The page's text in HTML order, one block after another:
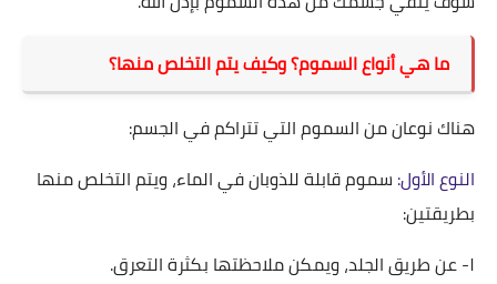
ما هي أنواع السموم؟ وكيف يتم التخلص منها؟
هناك نوعان من السموم التي تتراكم في الجسم:
النوع الأول: سموم قابلة للذوبان في الماء، ويتم التخلص منها
بطريقتين:
١- عن طريق الجلد، ويمكن ملاحظتها بكثرة التعرق.